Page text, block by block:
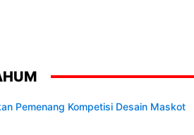
Pemenang Kompetisi Desain Maskot